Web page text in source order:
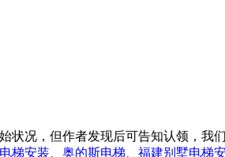
况，但作者发现后可告知认领，我
梯安装 奥的斯电梯 福建别墅电梯